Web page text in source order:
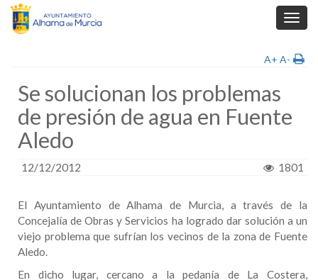
A+ A-
Se solucionan los problemas
de presión de agua en Fuente
Aledo
12/12/2012 1801
El Ayuntamiento de Alhama de Murcia, a través de la
Concejalía de Obras y Servicios ha logrado dar solución a un
viejo problema que sufrían los vecinos de la zona de Fuente
Aledo.
En dicho lugar, cercano a la pedanía de La Costera,